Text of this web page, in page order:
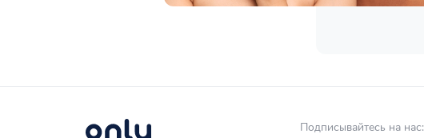
Подписывайтесь на нас: